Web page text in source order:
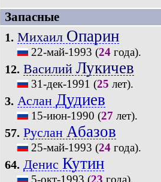
Запасные
1. Михаил Опарин
22-май-1993 (24года).
12. Василий Лукичев
31-дек-1991 (25 лет).
3. Аслан Дудиев
15-июн-1990 (27 лет).
57. Руслан Абазов
25-май-1993 (24года).
64. Денис Кутин
5-окт-1993 (23 года).